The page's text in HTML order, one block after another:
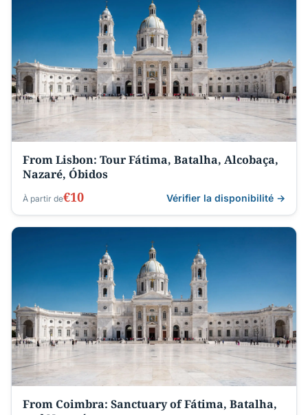
From Lisbon: Tour Fátima, Batalha, Alcobaça,
Nazaré, Óbidos
À partir de€10 Vérifier la disponibilité →
From Coimbra: Sanctuary of Fátima, Batalha,